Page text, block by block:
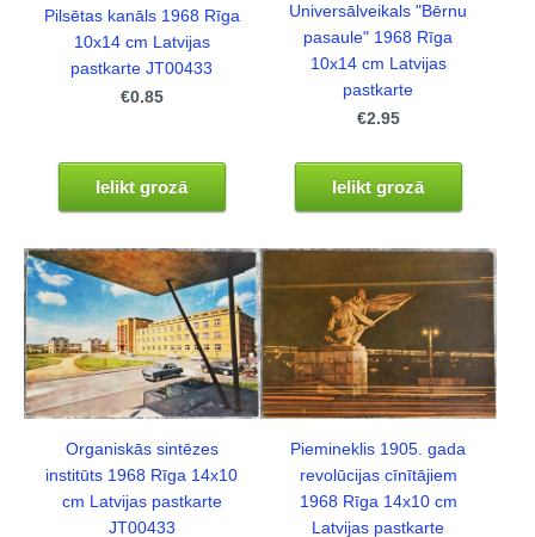
Pilsētas kanāls 1968 Rīga
10x14 cm Latvijas
pastkarte JT00433
€0.85
Ielikt grozā
Universālveikals "Bērnu
pasaule" 1968 Rīga
10x14 cm Latvijas
pastkarte
€2.95
Ielikt grozā
Organiskās sintēzes
institūts 1968 Rīga 14x10
cm Latvijas pastkarte
JT00433
Piemineklis 1905. gada
revolūcijas cīnītājiem
1968 Rīga 14x10 cm
Latvijas pastkarte